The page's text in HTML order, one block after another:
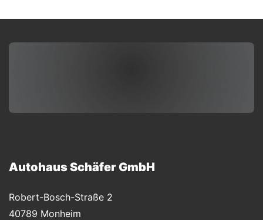
Autohaus Schäfer GmbH
Robert-Bosch-Straße 2
40789 Monheim